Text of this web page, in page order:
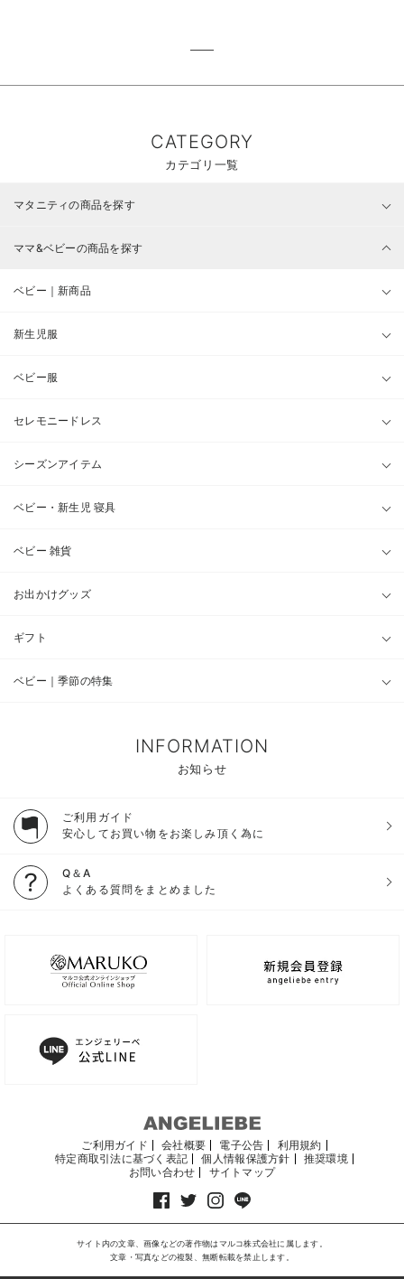
CATEGORY
カテゴリ一覧
マタニティの商品を探す
ママ&ベビーの商品を探す
ベビー｜新商品
新生児服
ベビー服
セレモニードレス
シーズンアイテム
ベビー・新生児 寝具
ベビー 雑貨
お出かけグッズ
ギフト
ベビー｜季節の特集
INFORMATION
お知らせ
ご利用ガイド
安心してお買い物をお楽しみ頂く為に
Q＆A
よくある質問をまとめました
ご利用ガイド 会社概要 電子公告
利用規約
特定商取引法に基づく表記
個人情報保護方針
推奨環境
お問い合わせ
サイトマップ
サイト内の文章、画像などの著作物はマルコ株式会社に属します。
文章・写真などの複製、無断転載を禁止します。